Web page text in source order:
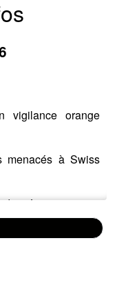
vigilance orange
menacés à Swiss
refuge la Belle